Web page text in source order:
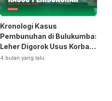
Kronologi Kasus
Pembunuhan di Bulukumba:
Leher Digorok Usus Korban
Dikeluarkan
4 bulan yang lalu